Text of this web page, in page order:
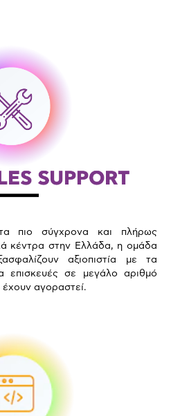
πιο σύγχρονα και πλήρως
κέντρα στην Ελλάδα, η ομάδα
αξιοπιστία με τα
επισκευές σε μεγάλο αριθμό
αγοραστεί.